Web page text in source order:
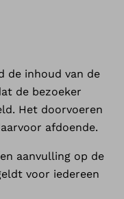
de inhoud van de
de bezoeker
Het doorvoeren
afdoende.
aanvulling op de
voor iedereen